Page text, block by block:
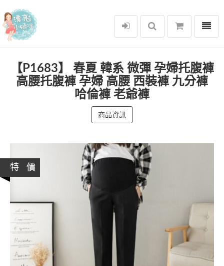
漂亮小媽咪
選單
【P1683】 春夏 韓系 微彈 孕婦托腹褲
高腰托腹褲 孕婦 高腰 西裝褲 九分褲
哈倫褲 老爺褲
商品資訊
特 價